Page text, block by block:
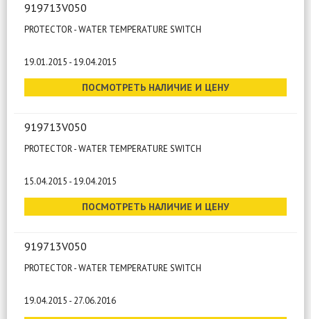
919713V050
PROTECTOR - WATER TEMPERATURE SWITCH
19.01.2015 - 19.04.2015
ПОСМОТРЕТЬ НАЛИЧИЕ И ЦЕНУ
919713V050
PROTECTOR - WATER TEMPERATURE SWITCH
15.04.2015 - 19.04.2015
ПОСМОТРЕТЬ НАЛИЧИЕ И ЦЕНУ
919713V050
PROTECTOR - WATER TEMPERATURE SWITCH
19.04.2015 - 27.06.2016